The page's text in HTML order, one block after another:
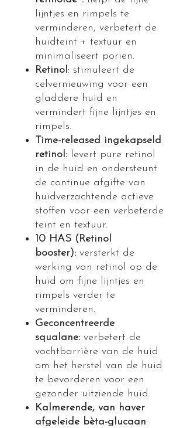
lijntjes en rimpels te
verminderen, verbetert de
huidteint + textuur en
minimaliseert poriën.
Retinol: stimuleert de
celvernieuwing voor een
gladdere huid en
vermindert fijne lijntjes en
rimpels.
Time-released ingekapseld
retinol: levert pure retinol
in de huid en ondersteunt
de continue afgifte van
huidverzachtende actieve
stoffen voor een verbeterde
teint en textuur.
10 HAS (Retinol
booster): versterkt de
werking van retinol op de
huid om fijne lijntjes en
rimpels verder te
verminderen.
Geconcentreerde
squalane: verbetert de
vochtbarrière van de huid
om het herstel van de huid
te bevorderen voor een
gezonder uitziende huid.
Kalmerende, van haver
afgeleide bèta-glucaan: